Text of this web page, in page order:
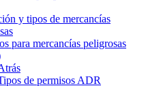
y tipos de mercancías
para mercancías peligrosas
de permisos ADR